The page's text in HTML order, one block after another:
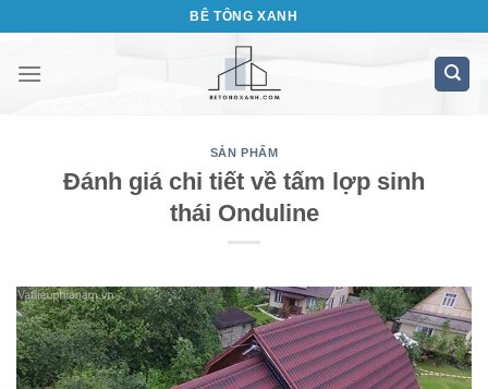
nội
BÊ TÔNG XANH
SẢN PHẨM
Đánh giá chi tiết về tấm lợp sinh
thái Onduline